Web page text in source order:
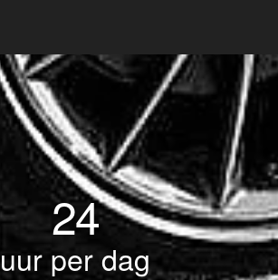
24
uur per dag